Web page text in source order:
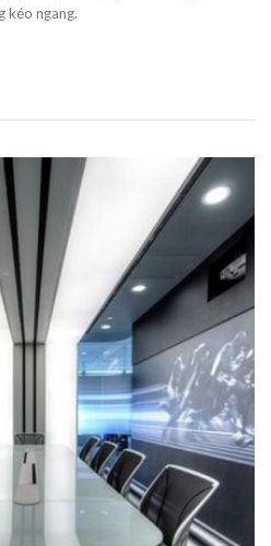
kéo ngang.